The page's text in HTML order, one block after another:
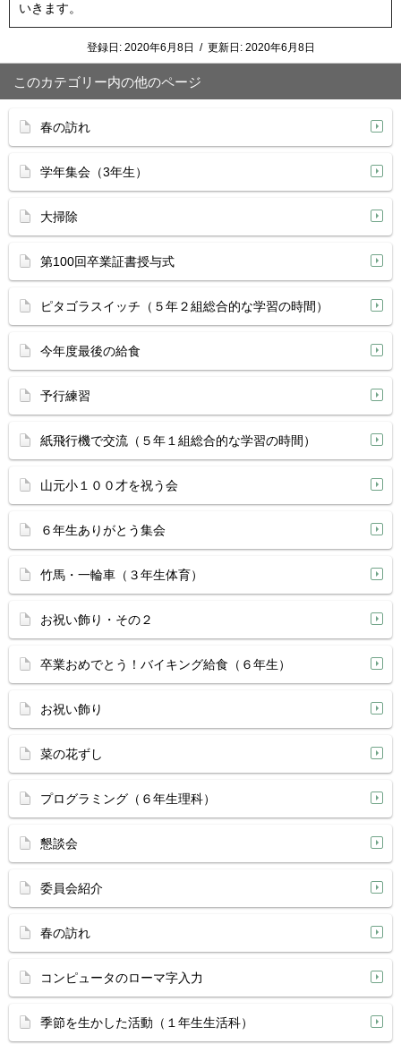
いきます。
登録日: 2020年6月8日 / 更新日: 2020年6月8日
このカテゴリー内の他のページ
春の訪れ
学年集会（3年生）
大掃除
第100回卒業証書授与式
ピタゴラスイッチ（５年２組総合的な学習の時間）
今年度最後の給食
予行練習
紙飛行機で交流（５年１組総合的な学習の時間）
山元小１００才を祝う会
６年生ありがとう集会
竹馬・一輪車（３年生体育）
お祝い飾り・その２
卒業おめでとう！バイキング給食（６年生）
お祝い飾り
菜の花ずし
プログラミング（６年生理科）
懇談会
委員会紹介
春の訪れ
コンピュータのローマ字入力
季節を生かした活動（１年生生活科）